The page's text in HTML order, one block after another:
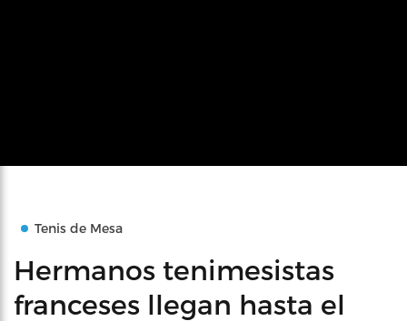
Tenis de Mesa
Hermanos tenimesistas
franceses llegan hasta el